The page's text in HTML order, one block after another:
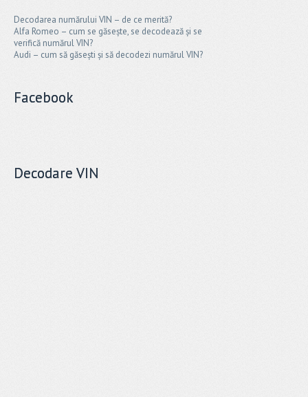
Decodarea numărului VIN – de ce merită?
Alfa Romeo – cum se găsește, se decodează și se
verifică numărul VIN?
Audi – cum să găsești și să decodezi numărul VIN?
Facebook
Decodare VIN